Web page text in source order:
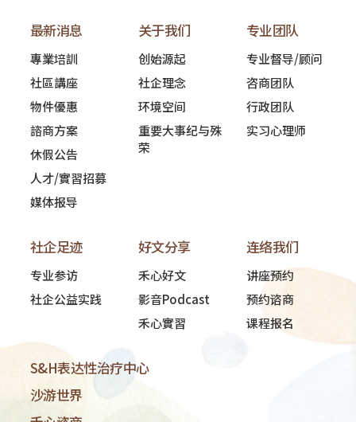
最新消息
專業培訓
社區講座
物件優惠
諮商方案
休假公告
人才/實習招募
媒体报导
关于我们
创始源起
社企理念
环境空间
重要大事纪与殊
荣
专业团队
专业督导/顾问
咨商团队
行政团队
实习心理师
社企足迹
专业参访
社企公益实践
好文分享
禾心好文
影音Podcast
禾心實習
连络我们
讲座预约
预约谘商
课程报名
S&H表达性治疗中心
沙游世界